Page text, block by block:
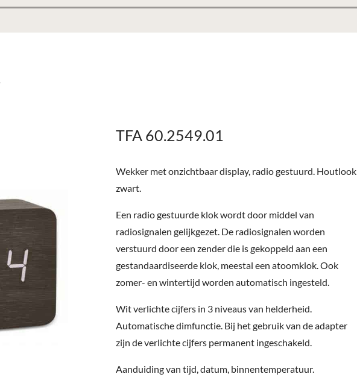
TFA 60.2549.01
Wekker met onzichtbaar display, radio gestuurd. Houtlook
zwart.
Een radio gestuurde klok wordt door middel van
radiosignalen gelijkgezet. De radiosignalen worden
verstuurd door een zender die is gekoppeld aan een
gestandaardiseerde klok, meestal een atoomklok. Ook
zomer- en wintertijd worden automatisch ingesteld.
Wit verlichte cijfers in 3 niveaus van helderheid.
Automatische dimfunctie. Bij het gebruik van de adapter
zijn de verlichte cijfers permanent ingeschakeld.
Aanduiding van tijd, datum, binnentemperatuur.